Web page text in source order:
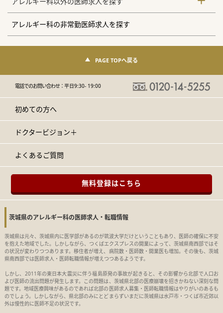
アレルギー科の非常勤医師求人を探す
PAGE TOPへ戻る
電話でのお問い合わせ：平日9:30- 19:00
初めての方へ
ドクタービジョン＋
よくあるご質問
無料登録はこちら
茨城県のアレルギー科の医師求人・転職情報
茨城県は元々、茨城県内に医学部があるのが筑波大学だけということもあり、医師の確保に不安
を抱えた地域でした。しかしながら、つくばエクスプレスの開業によって、茨城県南西部ではそ
の状況が変わりつつあります。移住者が増え、病院数・医師数・開業医も増加。その後も、茨城
県南西部では医師求人・医師転職情報が増えつつあるようです。
しかし、2011年の東日本大震災に伴う福島原発の事故が起きると、その影響から北部で人口お
よび医師の流出問題が発生します。この問題は、茨城県北部の医療崩壊を招きかねない深刻な問
題です。地域医療興味があるのであれば北部の医師求人募集・医師転職情報はやりがいのあるも
のでしょう。しかしながら、県北部のみにとどまらずいまだに茨城県は水戸市・つくば市近郊以
外は慢性的に医師不足の状況です。